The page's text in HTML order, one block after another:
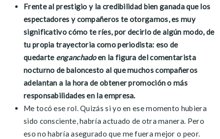
Frente al prestigio y la credibilidad bien ganada que los
espectadores y compañeros te otorgamos, es muy
significativo cómo te ríes, por decirlo de algún modo, de
tu propia trayectoria como periodista: eso de
quedarte enganchadoen la figura del comentarista
nocturno de baloncesto al que muchos compañeros
adelantan a la hora de obtener promoción o más
responsabilidades en la empresa.
Me tocó ese rol. Quizás si yo en ese momento hubiera
sido consciente, habría actuado de otra manera. Pero
eso no habría asegurado que me fuera mejor o peor.